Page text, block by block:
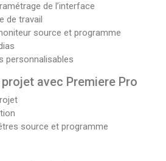
de l’interface
de travail
source et programme
personnalisables
projet avec Premiere Pro
source et programme